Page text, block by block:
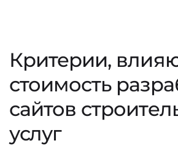
Критерии,
стоимость
сайтов
услуг